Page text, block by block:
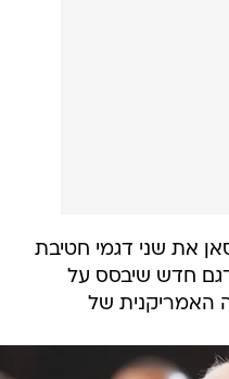
את שני דגמי חטיבת
חדש שיבסס על
האמריקנית של